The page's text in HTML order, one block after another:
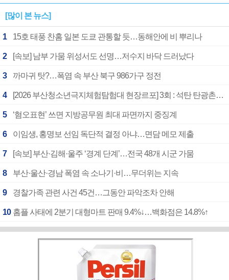
[많이 본 뉴스]
1 15호 태풍 찬홈 일본 도쿄 관통할 듯…동해안에 비 뿌리나
2 [속보] 남부 가뭄 위성서도 선명…저수지 바닥 드러났다
3 까마귀 탓?…폭염 속 부산 북구 986가구 정전
4 [2026 부산청소년극지체험탐험대 현장르포] 3회 : 석탄 탄광촌에서 북극 연구의 중심지로
5 ‘혐오표현’ 쓰면 지방공무원 최대 파면까지 중징계
6 이임생, 홍명보 선임 독단적 결정 아냐…면담 메모 제출
7 [속보] 부산·김해·울주 ‘경계 단계’…전국 48개 시군 가뭄
8 부산·울산·경남 폭염 속 소나기·비…무더위는 지속
9 경찰가족 관련 사건 45건…그동안 파악조차 안해
10 홈플 사태에 2분기 대형마트 판매 9.4%↓…백화점은 14.8%↑